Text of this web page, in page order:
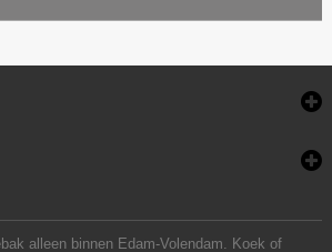
alleen binnen Edam-Volendam. Koek of